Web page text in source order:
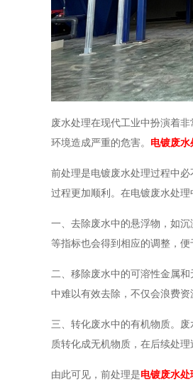
废水处理在现代工业中扮演着
环境造成严重的危害。 电镀废
前处理是电镀废水处理过程中
过程更加顺利。在电镀废水处
一、去除废水中的悬浮物，如
等指标也会得到相应的调整，便
二、移除废水中的可溶性金属
中难以有效去除，不仅会浪费资
三、转化废水中的有机物质。
质转化成无机物质，在后续处理
由此可见，前处理是电镀废水处